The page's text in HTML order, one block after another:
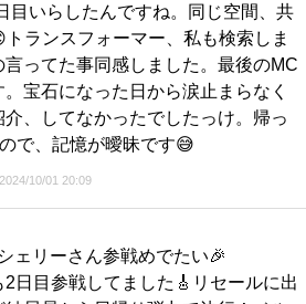
目いらしたんですね。同じ空間、共
ランスフォーマー、私も検索しま
言ってた事同感しました。最後のMC
宝石になった日から涙止まらなく
、してなかったでしたっけ。帰っ
で、記憶が曖昧です😅
2024/10/01 20:09
ェリーさん参戦めでたい🎉
日目参戦してました🎸リセールに出